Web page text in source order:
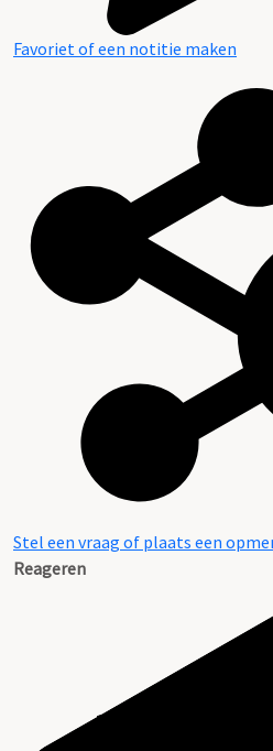
Favoriet of een notitie maken
Stel een vraag of plaats een
Reageren